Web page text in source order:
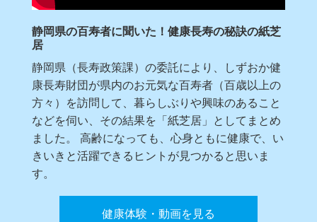
静岡県の百寿者に聞いた！健康長寿の秘訣の紙芝
居
静岡県（長寿政策課）の委託により、しずおか健
康長寿財団が県内のお元気な百寿者（百歳以上の
方々）を訪問して、暮らしぶりや興味のあること
などを伺い、その結果を「紙芝居」としてまとめ
ました。 高齢になっても、心身ともに健康で、い
きいきと活躍できるヒントが見つかると思いま
す。
健康体験・動画を見る